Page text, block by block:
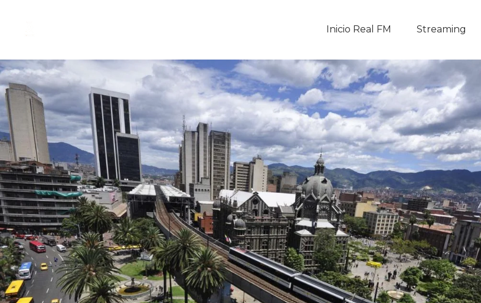
Inicio Real FM Streaming
En Vivo
Descarga La APP
Programas
Noticias
Equipo
Sobre Nosotros
Contactos